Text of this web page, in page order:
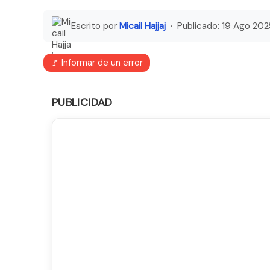
Escrito por Micail Hajjaj · Publicado: 19 Ago
🚩 Informar de un error
PUBLICIDAD